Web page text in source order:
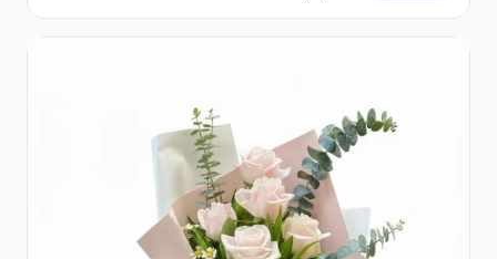
Crizanteme Albe